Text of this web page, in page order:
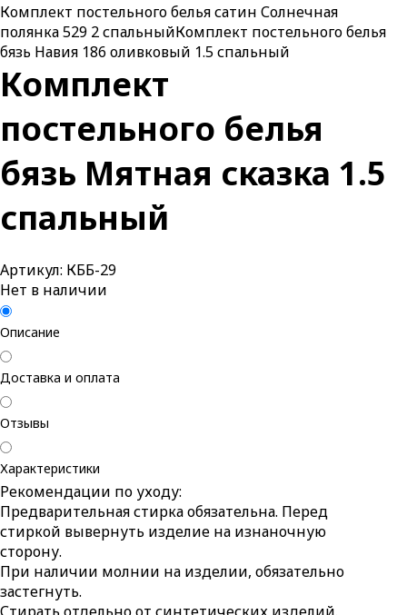
Комплект постельного белья сатин Солнечная
полянка 529 2 спальныйКомплект постельного белья
бязь Навия 186 оливковый 1.5 спальный
Комплект
постельного белья
бязь Мятная сказка 1.5
спальный
Артикул: КББ-29
Нет в наличии
Описание
Доставка и оплата
Отзывы
Характеристики
Рекомендации по уходу:
Предварительная стирка обязательна. Перед
стиркой вывернуть изделие на изнаночную
сторону.
При наличии молнии на изделии, обязательно
застегнуть.